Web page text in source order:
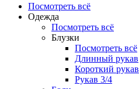
Посмотреть всё
Одежда
Посмотреть всё
Блузки
Посмотреть всё
Длинный рукав
Короткий рукав
Рукав 3/4